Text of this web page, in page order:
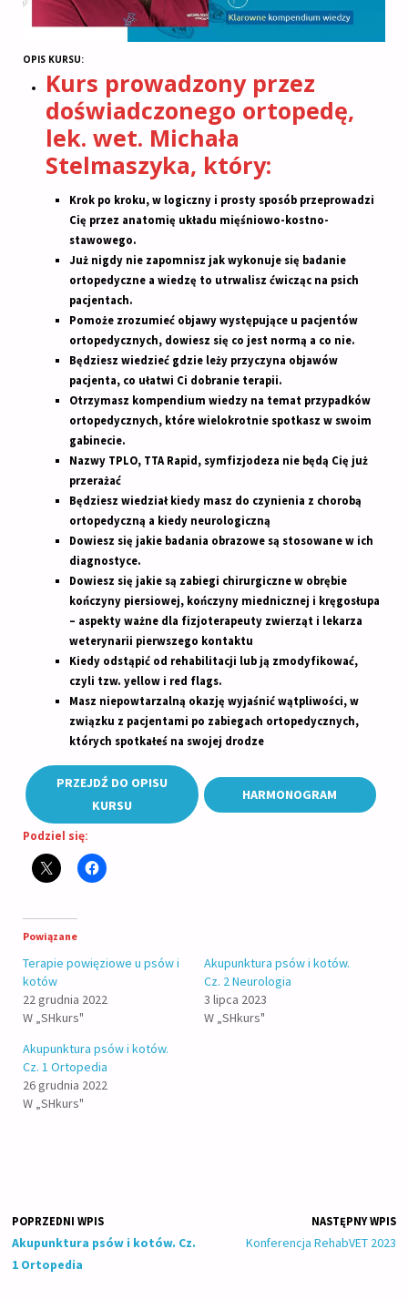
OPIS KURSU:
Kurs prowadzony przez
doświadczonego ortopedę,
lek. wet. Michała
Stelmaszyka, który:
Krok po kroku, w logiczny i prosty sposób przeprowadzi
Cię przez anatomię układu mięśniowo-kostno-
stawowego.
Już nigdy nie zapomnisz jak wykonuje się badanie
ortopedyczne a wiedzę to utrwalisz ćwicząc na psich
pacjentach.
Pomoże zrozumieć objawy występujące u pacjentów
ortopedycznych, dowiesz się co jest normą a co nie.
Będziesz wiedzieć gdzie leży przyczyna objawów
pacjenta, co ułatwi Ci dobranie terapii.
Otrzymasz kompendium wiedzy na temat przypadków
ortopedycznych, które wielokrotnie spotkasz w swoim
gabinecie.
Nazwy TPLO, TTA Rapid, symfizjodeza nie będą Cię już
przerażać
Będziesz wiedział kiedy masz do czynienia z chorobą
ortopedyczną a kiedy neurologiczną
Dowiesz się jakie badania obrazowe są stosowane w ich
diagnostyce.
Dowiesz się jakie są zabiegi chirurgiczne w obrębie
kończyny piersiowej, kończyny miednicznej i kręgosłupa
– aspekty ważne dla fizjoterapeuty zwierząt i lekarza
weterynarii pierwszego kontaktu
Kiedy odstąpić od rehabilitacji lub ją zmodyfikować,
czyli tzw. yellow i red flags.
Masz niepowtarzalną okazję wyjaśnić wątpliwości, w
związku z pacjentami po zabiegach ortopedycznych,
których spotkałeś na swojej drodze
PRZEJDŹ DO OPISU
KURSU
HARMONOGRAM
Podziel się:
Powiązane
Terapie powięziowe u psów i
kotów
22 grudnia 2022
W „SHkurs"
Akupunktura psów i kotów.
Cz. 2 Neurologia
3 lipca 2023
W „SHkurs"
Akupunktura psów i kotów.
Cz. 1 Ortopedia
26 grudnia 2022
W „SHkurs"
POPRZEDNI WPIS
Akupunktura psów i kotów. Cz.
1 Ortopedia
NASTĘPNY WPIS
Konferencja RehabVET 2023